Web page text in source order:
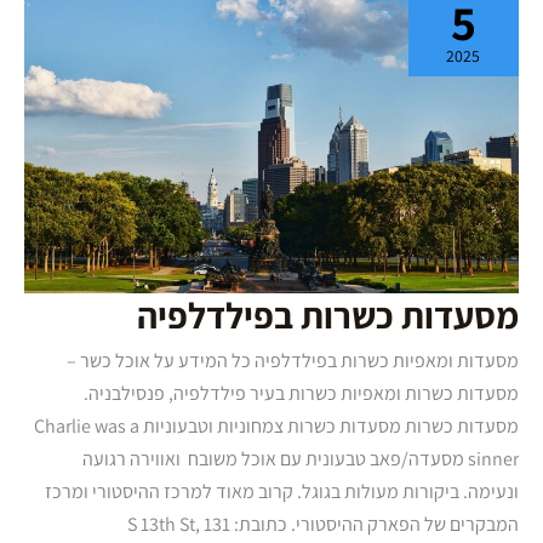
5
2025
מסעדות כשרות בפילדלפיה
מסעדות ומאפיות כשרות בפילדלפיה כל המידע על אוכל כשר –
מסעדות כשרות ומאפיות כשרות בעיר פילדלפיה, פנסילבניה.
מסעדות כשרות מסעדות כשרות צמחוניות וטבעוניות Charlie was a
sinner מסעדה/פאב טבעונית עם אוכל משובח ואווירה רגועה
ונעימה. ביקורות מעולות בגוגל. קרוב מאוד למרכז ההיסטורי ומרכז
המבקרים של הפארק ההיסטורי. כתובת: 131 S 13th St,
בפילדלפיה